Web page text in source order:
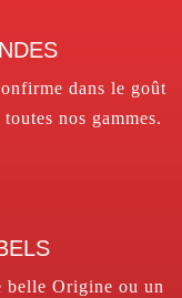
dans le goût
nos gammes.
belle Origine ou un